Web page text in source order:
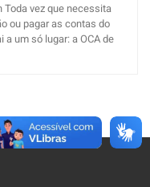
Toda vez que necessita
ou pagar as contas do
um só lugar: a OCA de